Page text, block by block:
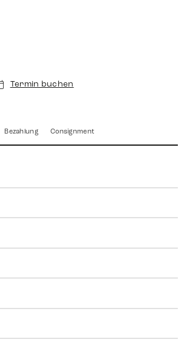
Termin buchen
Bezahlung Consignment